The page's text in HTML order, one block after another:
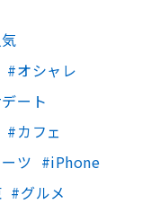
オシャレ
デート
カフェ
ツ
iPhone
グルメ